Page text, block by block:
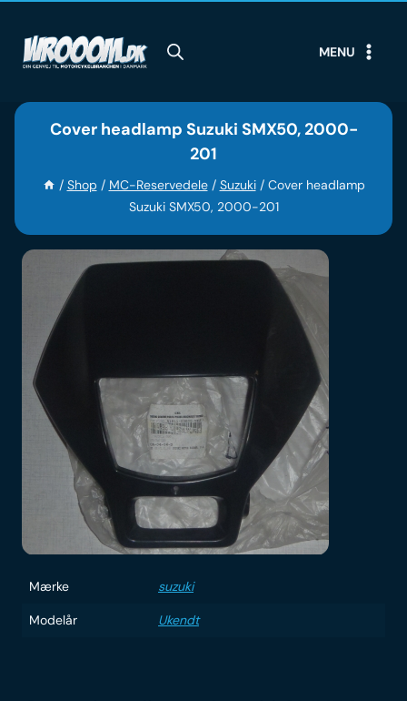
content
MENU
Cover headlamp Suzuki SMX50, 2000-
201
/ Shop / MC-Reservedele / Suzuki / Cover headlamp
Suzuki SMX50, 2000-201
Mærke suzuki
Modelår Ukendt